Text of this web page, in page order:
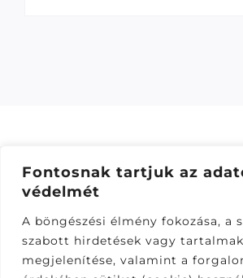
Fontosnak tartjuk az
védelmét
A böngészési élmény fokozása, a
szabott hirdetések vagy tartalmak
megjelenítése, valamint a
ELÁLLÁS
Látogatók: